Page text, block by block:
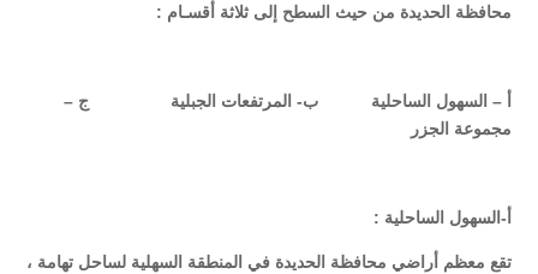
محافظة الحديدة من حيث السطح إلى ثلاثة أقسـام :
أ – السهول الساحلية ب- المرتفعات الجبلية ج –
مجموعة الجزر
أ-السهول الساحلية :
تقع معظم أراضي محافظة الحديدة في المنطقة السهلية لساحل تهامة ،